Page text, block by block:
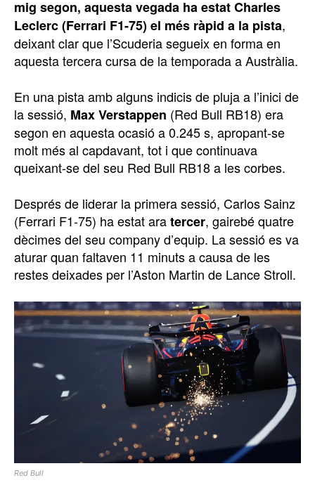
mig segon, aquesta vegada ha estat Charles
Leclerc (Ferrari F1-75) el més ràpid a la pista,
deixant clar que l’Scuderia segueix en forma en
aquesta tercera cursa de la temporada a Austràlia.
En una pista amb alguns indicis de pluja a l’inici de
la sessió, Max Verstappen (Red Bull RB18) era
segon en aquesta ocasió a 0.245 s, apropant-se
molt més al capdavant, tot i que continuava
queixant-se del seu Red Bull RB18 a les corbes.
Després de liderar la primera sessió, Carlos Sainz
(Ferrari F1-75) ha estat aratercer, gairebé quatre
dècimes del seu company d’equip. La sessió es va
aturar quan faltaven 11 minuts a causa de les
restes deixades per l’Aston Martin de Lance Stroll.
Red Bull